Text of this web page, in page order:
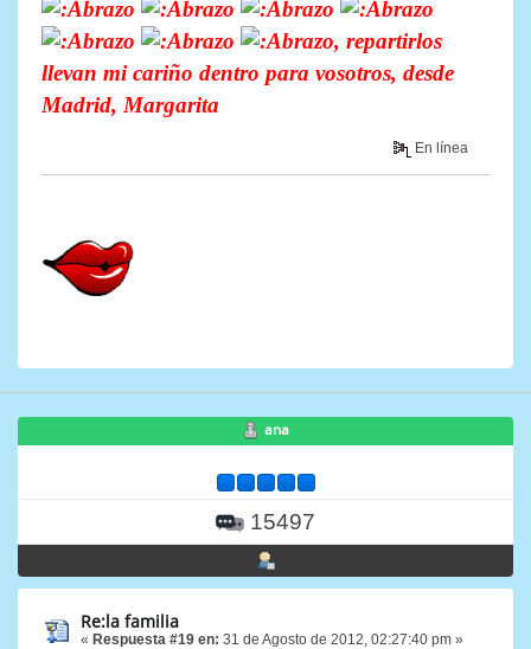
, repartirlos
llevan mi cariño dentro para vosotros, desde
Madrid, Margarita
En línea
ana
15497
Re:la familia
« Respuesta #19 en: 31 de Agosto de 2012, 02:27:40 pm »